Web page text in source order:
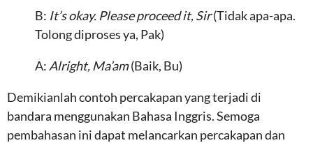
B: It’s okay. Please proceed it, Sir(Tidak apa-apa.
Tolong diproses ya, Pak)
A: Alright, Ma’am(Baik, Bu)
Demikianlah contoh percakapan yang terjadi di
bandara menggunakan Bahasa Inggris. Semoga
pembahasan ini dapat melancarkan percakapan dan